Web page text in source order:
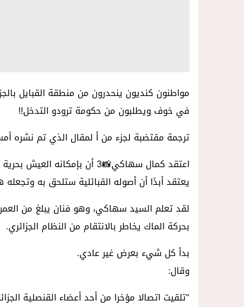
مواطنون كنديون ينحدرون من منطقة القبايل
في خوف ويطلبون من حكومة ترودو التدخل!!
ترجمة مقتضبة لجزء من أ لمقال الذي تم نشره
يعتقد أبدًا أن أصوله القبائلية ستلحق به
بحركة الماك يخاطر بالانتقام من النظام الجزائري.
بدأ كل شيء بعرض غير عادي.
وقال:
“تلقيت اتصالا مؤخرا من أحد أعضاء القنصلية